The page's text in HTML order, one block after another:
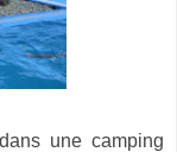
une camping